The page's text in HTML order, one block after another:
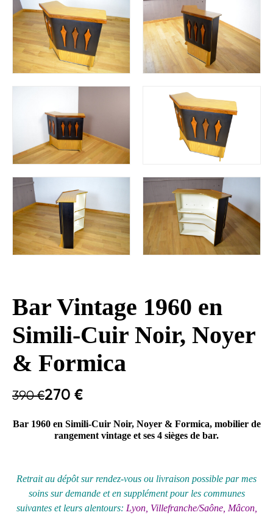
Bar Vintage 1960 en
Simili-Cuir Noir, Noyer
& Formica
390€270 €
Bar 1960 en Simili-Cuir Noir, Noyer & Formica, mobilier de
rangement vintage et ses 4 sièges de bar.
Retrait au dépôtsur rendez-vous ou livraison possible par mes
soins sur demande et en supplément pour les communes
suivantes et leurs alentours: Lyon, Villefranche/Saône, Mâcon,